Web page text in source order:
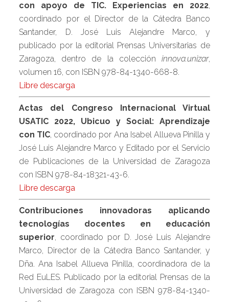
con apoyo de TIC. Experiencias en 2022,
coordinado por el Director de la Cátedra Banco
Santander, D. José Luis Alejandre Marco, y
publicado por la editorial Prensas Universitarias de
Zaragoza, dentro de la colección innova.unizar,
volumen 16, con ISBN 978-84-1340-668-8.
Libre descarga
Actas del Congreso Internacional Virtual
USATIC 2022, Ubicuo y Social: Aprendizaje
con TIC, coordinado por Ana Isabel Allueva Pinilla y
José Luis Alejandre Marco y Editado por el Servicio
de Publicaciones de la Universidad de Zaragoza
con ISBN 978-84-18321-43-6.
Libre descarga
Contribuciones innovadoras aplicando
tecnologías docentes en educación
superior, coordinado por D. José Luis Alejandre
Marco, Director de la Cátedra Banco Santander, y
Dña. Ana Isabel Allueva Pinilla, coordinadora de la
Red EuLES. Publicado por la editorial Prensas de la
Universidad de Zaragoza con ISBN 978-84-1340-